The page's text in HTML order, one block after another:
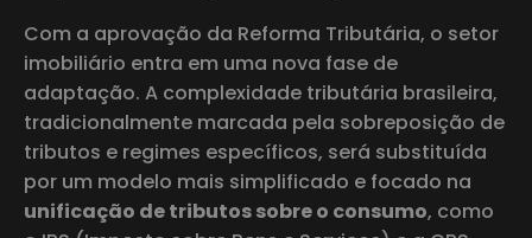
Com a aprovação da Reforma Tributária, o setor
imobiliário entra em uma nova fase de
adaptação. A complexidade tributária brasileira,
tradicionalmente marcada pela sobreposição de
tributos e regimes específicos, será substituída
por um modelo mais simplificado e focado na
unificação de tributos sobre o consumo, como